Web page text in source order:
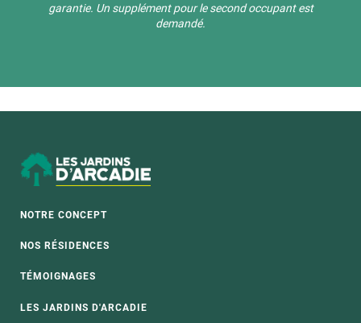
garantie. Un supplément pour le second occupant est
demandé.
NOTRE CONCEPT
NOS RÉSIDENCES
TÉMOIGNAGES
LES JARDINS D'ARCADIE